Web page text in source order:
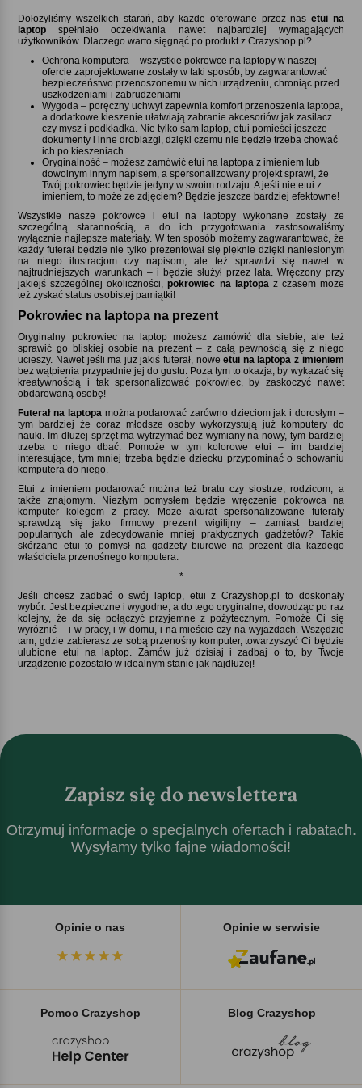
Dołożyliśmy wszelkich starań, aby każde oferowane przez nas etui na
laptop spełniało oczekiwania nawet najbardziej wymagających
użytkowników. Dlaczego warto sięgnąć po produkt z Crazyshop.pl
Ochrona komputera – wszystkie pokrowce na laptopy w naszej
ofercie zaprojektowane zostały w taki sposób, by zagwarantować
bezpieczeństwo przenoszonemu w nich urządzeniu, chroniąc przed
uszkodzeniami i zabrudzeniami
Wygoda – poręczny uchwyt zapewnia komfort przenoszenia laptopa,
a dodatkowe kieszenie ułatwiają zabranie akcesoriów jak zasilacz
czy mysz i podkładka. Nie tylko sam laptop, etui pomieści jeszcze
dokumenty i inne drobiazgi, dzięki czemu nie będzie trzeba chować
ich po kieszeniach
Oryginalność – możesz zamówić etui na laptopa z imieniem lub
dowolnym innym napisem, a spersonalizowany projekt sprawi, że
Twój pokrowiec będzie jedyny w swoim rodzaju. A jeśli nie etui z
imieniem, to może ze zdjęciem? Będzie jeszcze bardziej efektowne!
Wszystkie nasze pokrowce i etui na laptopy wykonane zostały ze
szczególną starannością, a do ich przygotowania zastosowaliśmy
wyłącznie najlepsze materiały. W ten sposób możemy zagwarantować, że
każdy futerał będzie nie tylko prezentował się pięknie dzięki naniesionym
na niego ilustracjom czy napisom, ale też sprawdzi się nawet w
najtrudniejszych warunkach – i będzie służył przez lata. Wręczony przy
jakiejś szczególnej okoliczności,pokrowiec na laptopa z czasem może
też zyskać status osobistej pamiątki!
Pokrowiec na laptopa na prezent
Oryginalny pokrowiec na laptop możesz zamówić dla siebie, ale też
sprawić go bliskiej osobie na prezent – z całą pewnością się z niego
ucieszy. Nawet jeśli ma już jakiś futerał, noweetui na laptopa z imieniem
bez wątpienia przypadnie jej do gustu. Poza tym to okazja, by wykazać się
kreatywnością i tak spersonalizować pokrowiec, by zaskoczyć nawet
obdarowaną osobę!
Futerał na laptopa można podarować zarówno dzieciom jak i dorosłym –
tym bardziej że coraz młodsze osoby wykorzystują już komputery do
nauki. Im dłużej sprzęt ma wytrzymać bez wymiany na nowy, tym bardziej
trzeba o niego dbać. Pomoże w tym kolorowe etui – im bardziej
interesujące, tym mniej trzeba będzie dziecku przypominać o schowaniu
komputera do niego.
Etui z imieniem podarować można też bratu czy siostrze, rodzicom, a
także znajomym. Niezłym pomysłem będzie wręczenie pokrowca na
komputer kolegom z pracy. Może akurat spersonalizowane futerały
sprawdzą się jako firmowy prezent wigilijny – zamiast bardziej
popularnych ale zdecydowanie mniej praktycznych gadżetów? Takie
skórzane etui to pomysł na gadżety biurowe na prezentdla każdego
właściciela przenośnego komputera.
*
Jeśli chcesz zadbać o swój laptop, etui z Crazyshop.pl to doskonały
wybór. Jest bezpieczne i wygodne, a do tego oryginalne, dowodząc po raz
kolejny, że da się połączyć przyjemne z pożytecznym. Pomoże Ci się
wyróżnić – i w pracy, i w domu, i na mieście czy na wyjazdach. Wszędzie
tam, gdzie zabierasz ze sobą przenośny komputer, towarzyszyć Ci będzie
ulubione etui na laptop. Zamów już dzisiaj i zadbaj o to, by Twoje
urządzenie pozostało w idealnym stanie jak najdłużej!
Zapisz się do newslettera
Otrzymuj informacje o specjalnych ofertach i rabatach.
Wysyłamy tylko fajne wiadomości!
Opinie o nas Opinie w serwisie
Pomoc Crazyshop Blog Crazyshop